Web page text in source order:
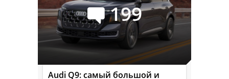
199
Audi Q9: самый большой и